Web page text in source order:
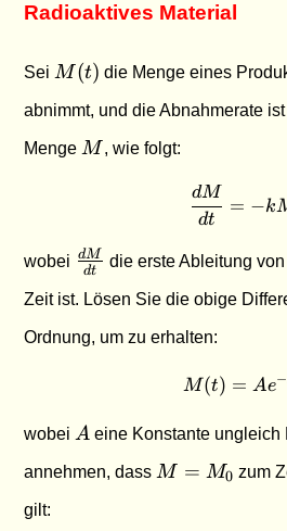
Radioaktives Material
Sei M(t)
M (t) die Menge eines
abnimmt, und die Abnahmerate
Menge M
M , wie folgt:
dt
dM = −k
wobei \frac{dM}
{dt}
dt
dM die erste Ableitung von
Zeit ist. Lösen Sie die obige
Ordnung, um zu erhalten:
M(t)
M(t) = Ae−
wobei A
A eine Konstante ungleich
annehmen, dass M =
M = M0 zum
gilt: